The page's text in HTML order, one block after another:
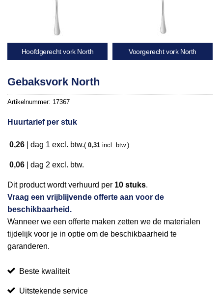
Hoofdgerecht vork North Voorgerecht vork North
Gebaksvork North
Artikelnummer: 17367
Huurtarief per stuk
0,26 dag 1 excl. btw.( 0,31 incl. btw.)
0,06 dag 2 excl. btw.
Dit product wordt verhuurd per 10 stuks.
Vraag een vrijblijvende offerte aan voor de
beschikbaarheid.
Wanneer we een offerte maken zetten we de materialen
tijdelijk voor je in optie om de beschikbaarheid te
garanderen.
Beste kwaliteit
Uitstekende service